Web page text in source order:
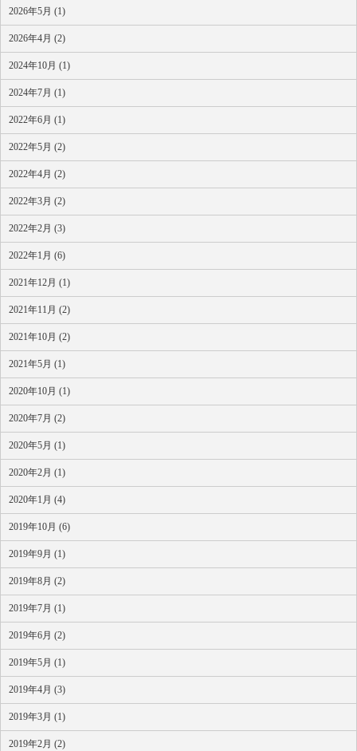
2026年5月 (1)
2026年4月 (2)
2024年10月 (1)
2024年7月 (1)
2022年6月 (1)
2022年5月 (2)
2022年4月 (2)
2022年3月 (2)
2022年2月 (3)
2022年1月 (6)
2021年12月 (1)
2021年11月 (2)
2021年10月 (2)
2021年5月 (1)
2020年10月 (1)
2020年7月 (2)
2020年5月 (1)
2020年2月 (1)
2020年1月 (4)
2019年10月 (6)
2019年9月 (1)
2019年8月 (2)
2019年7月 (1)
2019年6月 (2)
2019年5月 (1)
2019年4月 (3)
2019年3月 (1)
2019年2月 (2)